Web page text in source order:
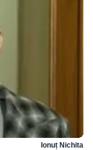
Ionuț Nichita